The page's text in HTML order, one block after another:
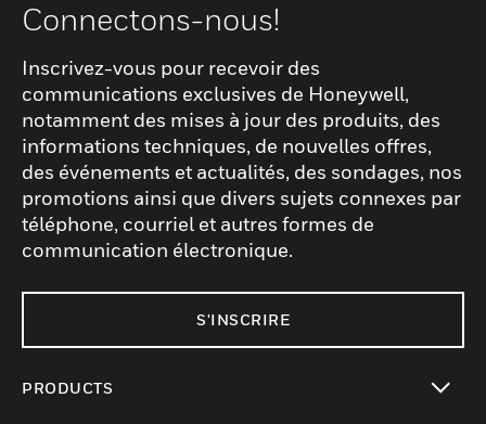
Connectons-nous!
Inscrivez-vous pour recevoir des
communications exclusives de Honeywell,
notamment des mises à jour des produits, des
informations techniques, de nouvelles offres,
des événements et actualités, des sondages, nos
promotions ainsi que divers sujets connexes par
téléphone, courriel et autres formes de
communication électronique.
S'INSCRIRE
PRODUCTS